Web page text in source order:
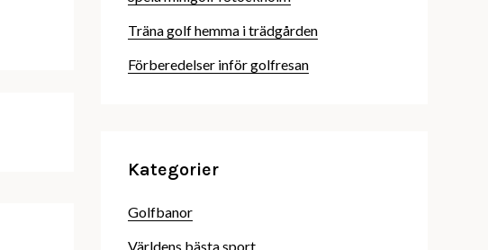
Träna golf hemma i trädgården
Förberedelser inför golfresan
Kategorier
Golfbanor
Världens bästa sport